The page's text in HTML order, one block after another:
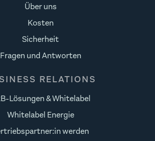
Über uns
Kosten
Sicherheit
Fragen und Antworten
RELATIONS
Lösungen & Whitelabel
Whitelabel Energie
werden